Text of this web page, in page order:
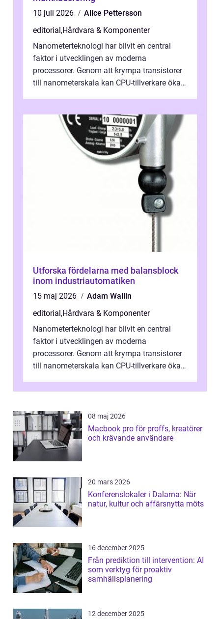
10 juli 2026
Alice Pettersson
editorial ,Hårdvara & Komponenter
Nanometerteknologi har blivit en central
faktor i utvecklingen av moderna
processorer. Genom att krympa transistorer
till nanometerskala kan CPU-tillverkare öka
Utforska fördelarna med balansblock
inom industriautomatiken
15 maj 2026
Adam Wallin
editorial ,Hårdvara & Komponenter
Nanometerteknologi har blivit en central
faktor i utvecklingen av moderna
processorer. Genom att krympa transistorer
till nanometerskala kan CPU-tillverkare öka
08 maj 2026
Macbook pro för proffs, kreatörer
och krävande användare
20 mars 2026
Konferenslokaler i Dalarna: När
natur, kultur och affärsnytta möts
16 december 2025
Från prediktion till intervention: AI
som verktyg för proaktiv
samhällsplanering
12 december 2025